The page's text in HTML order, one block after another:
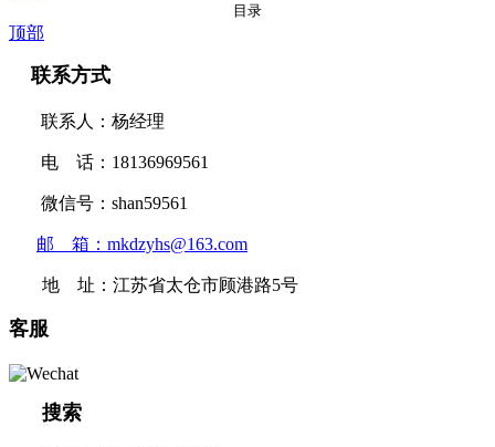
目录
顶部
联系方式
联系人：杨经理
电 话：18136969561
微信号：shan59561
邮 箱：mkdzyhs@163.com
地 址：江苏省太仓市顾港路5号
客服
搜索